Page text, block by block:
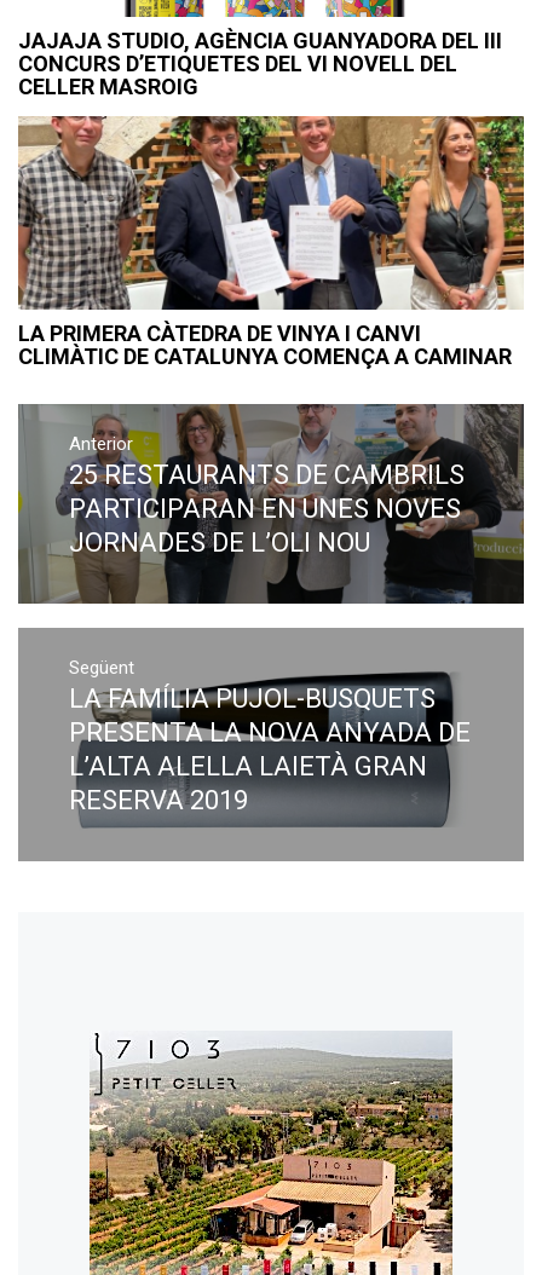
JAJAJA STUDIO, AGÈNCIA GUANYADORA DEL III
CONCURS D’ETIQUETES DEL VI NOVELL DEL
CELLER MASROIG
LA PRIMERA CÀTEDRA DE VINYA I CANVI
CLIMÀTIC DE CATALUNYA COMENÇA A CAMINAR
Navegació
d'entrades
Anterior
Previous
post:
25 RESTAURANTS DE CAMBRILS
PARTICIPARAN EN UNES NOVES
JORNADES DE L’OLI NOU
Següent
Next
post:
LA FAMÍLIA PUJOL-BUSQUETS
PRESENTA LA NOVA ANYADA DE
L’ALTA ALELLA LAIETÀ GRAN
RESERVA 2019